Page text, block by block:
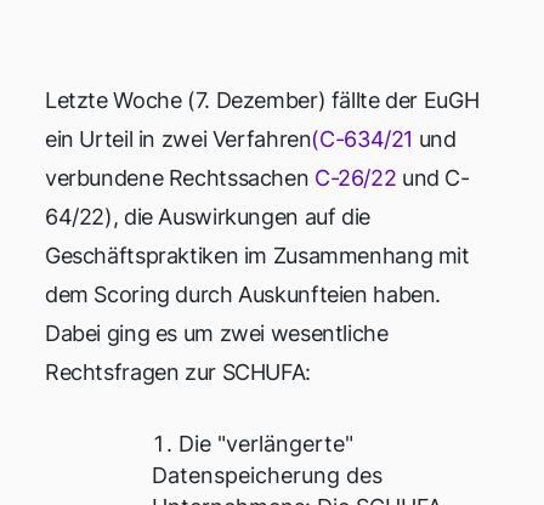
Letzte Woche (7. Dezember) fällte der EuGH
ein Urteil in zwei Verfahren(C-634/21 und
verbundene Rechtssachen C-26/22 und C-
64/22), die Auswirkungen auf die
Geschäftspraktiken im Zusammenhang mit
dem Scoring durch Auskunfteien haben.
Dabei ging es um zwei wesentliche
Rechtsfragen zur SCHUFA:
Die "verlängerte"
Datenspeicherung des